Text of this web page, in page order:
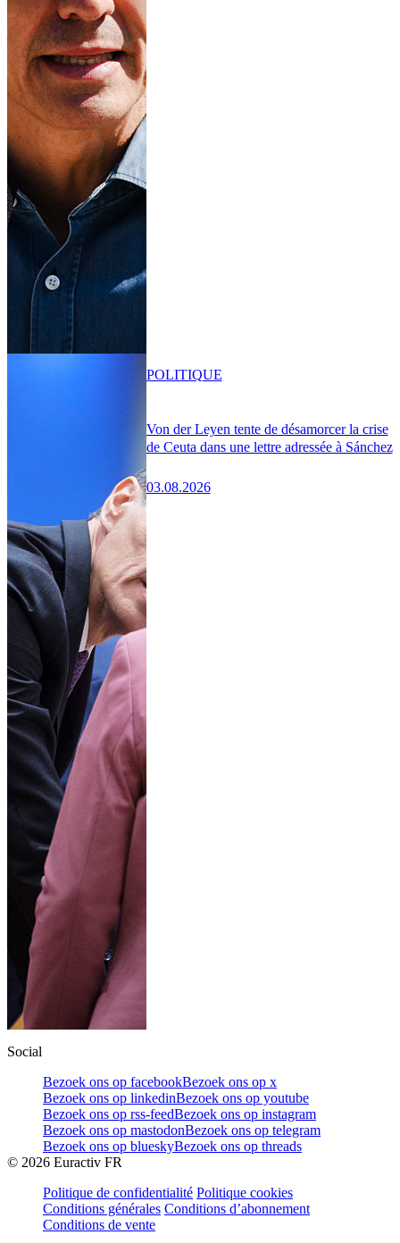
Von der Leyen tente de désamorcer la crise
de Ceuta dans une lettre adressée à Sánchez
03.08.2026
POLITIQUE
Social
Bezoek ons op facebookBezoek ons op x
Bezoek ons op linkedinBezoek ons op youtube
Bezoek ons op rss-feedBezoek ons op instagram
Bezoek ons op mastodonBezoek ons op telegram
Bezoek ons op blueskyBezoek ons op threads
© 2026 Euractiv FR
Politique de confidentialité Politique cookies
Conditions générales Conditions d’abonnement
Conditions de vente